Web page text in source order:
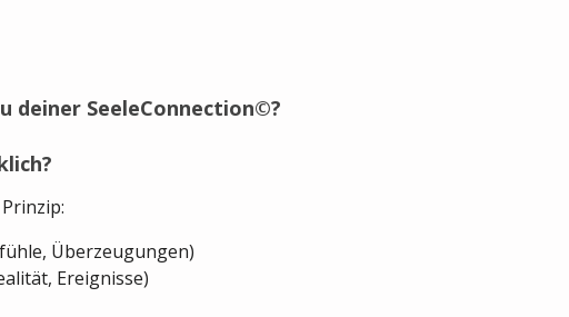
deiner SeeleConnection©?
Überzeugungen)
Ereignisse)